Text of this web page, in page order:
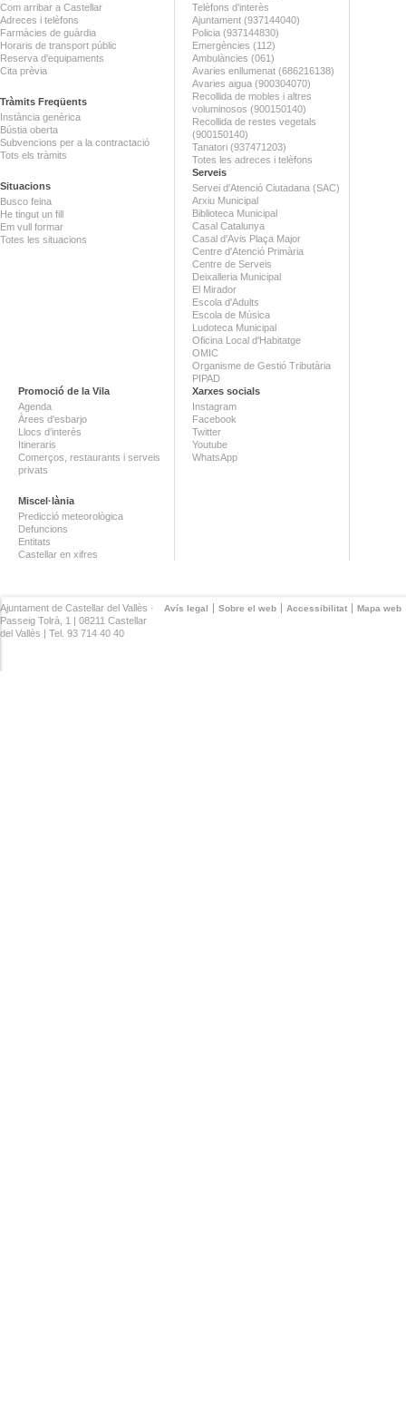
Com arribar a Castellar
Adreces i telèfons
Farmàcies de guàrdia
Horaris de transport públic
Reserva d'equipaments
Cita prèvia
Tràmits Freqüents
Instància genèrica
Bústia oberta
Subvencions per a la contractació
Tots els tràmits
Situacions
Busco feina
He tingut un fill
Em vull formar
Totes les situacions
Telèfons d'interès
Ajuntament (937144040)
Policia (937144830)
Emergències (112)
Ambulàncies (061)
Avaries enllumenat (686216138)
Avaries aigua (900304070)
Recollida de mobles i altres
voluminosos (900150140)
Recollida de restes vegetals
(900150140)
Tanatori (937471203)
Totes les adreces i telèfons
Serveis
Servei d'Atenció Ciutadana (SAC)
Arxiu Municipal
Biblioteca Municipal
Casal Catalunya
Casal d'Avis Plaça Major
Centre d'Atenció Primària
Centre de Serveis
Deixalleria Municipal
El Mirador
Escola d'Adults
Escola de Música
Ludoteca Municipal
Oficina Local d'Habitatge
OMIC
Organisme de Gestió Tributària
PIPAD
Promoció de la Vila
Agenda
Àrees d'esbarjo
Llocs d'interès
Itineraris
Comerços, restaurants i serveis
privats
Miscel·lània
Predicció meteorològica
Defuncions
Entitats
Castellar en xifres
Xarxes socials
Instagram
Facebook
Twitter
Youtube
WhatsApp
Avís legal Sobre el web Accessibilitat Mapa web
Ajuntament de Castellar del Vallès ·
Passeig Tolrà, 1 | 08211 Castellar
del Vallès | Tel. 93 714 40 40